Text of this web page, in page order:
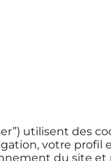
utilisent des
votre profil
du site